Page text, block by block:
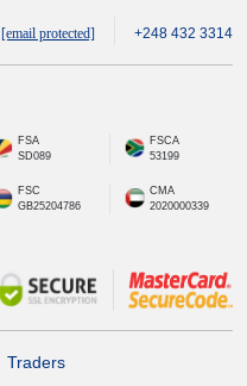
[email protected] +248 432 3314
FSA
SD089
FSCA
53199
FSC
GB25204786
CMA
2020000339
Traders